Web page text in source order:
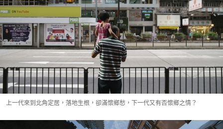
上一代來到北角定居，落地生根，卻滿懷鄉愁，下一代又有否懷鄉之情？